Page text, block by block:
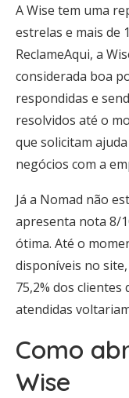
A Wise tem uma
estrelas e mais de
ReclameAqui, a
considerada boa
respondidas e
resolvidos até o
que solicitam
negócios com a
Já a Nomad não
apresenta nota 8/
ótima. Até o
disponíveis no
75,2% dos
atendidas
Como
Wise